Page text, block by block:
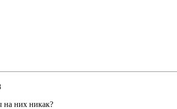
на них никак?